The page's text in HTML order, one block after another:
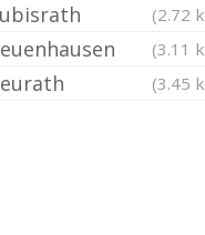
(2.72
(3.11
(3.45